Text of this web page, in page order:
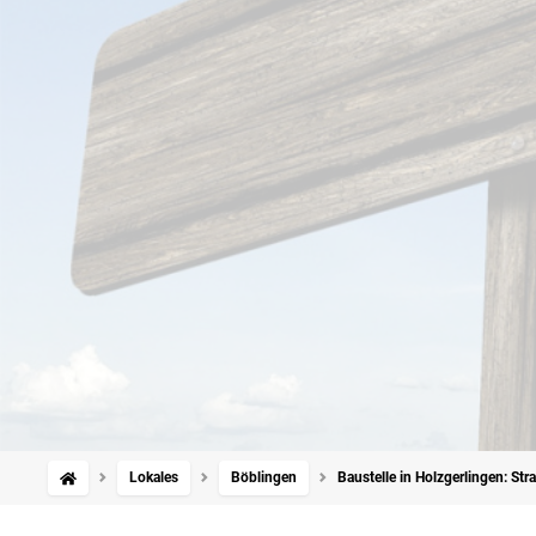
Lokales Böblingen Baustelle in Holzgerlingen: